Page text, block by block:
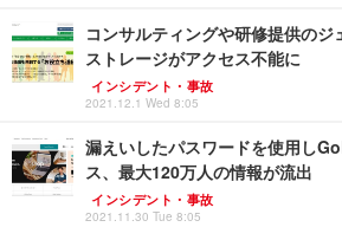
コンサルティングや研修提供のジ
ストレージがアクセス不能に
インシデント・事故
2021.12.1 Wed 8:05
漏えいしたパスワードを使用し
ス、最大120万人の情報が流出
インシデント・事故
2021.11.30 Tue 8:05